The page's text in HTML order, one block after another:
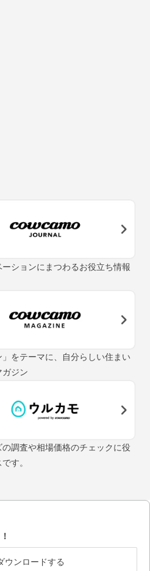
ションにまつわるお役立ち情報
」をテーマに、自分らしい住まい
ジン
調査や相場価格のチェックに役
す。
ウンロードする